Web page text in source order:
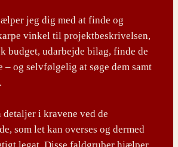
jeg dig med at finde og
vinkel til projektbeskrivelsen,
budget, udarbejde bilag, finde de
– og selvfølgelig at søge dem samt
detaljer i kravene ved de
som let kan overses og dermed